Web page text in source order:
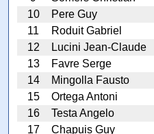
10
Pere Guy
11
Roduit Gabriel
12
Lucini Jean-Claude
13
Favre Serge
14
Mingolla Fausto
15
Ortega Antoni
16
Testa Angelo
17
Chapuis Guy